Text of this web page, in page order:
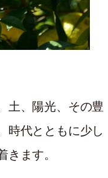
土、陽光、その豊
時代とともに少し
ます。